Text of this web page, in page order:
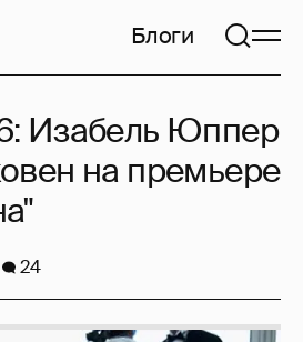
Блоги
Изабель Юппер
на премьере
24